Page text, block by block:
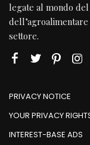
legate al mondo
settore.
PRIVACY NOTICE
YOUR PRIVACY
INTEREST-BASE ADS